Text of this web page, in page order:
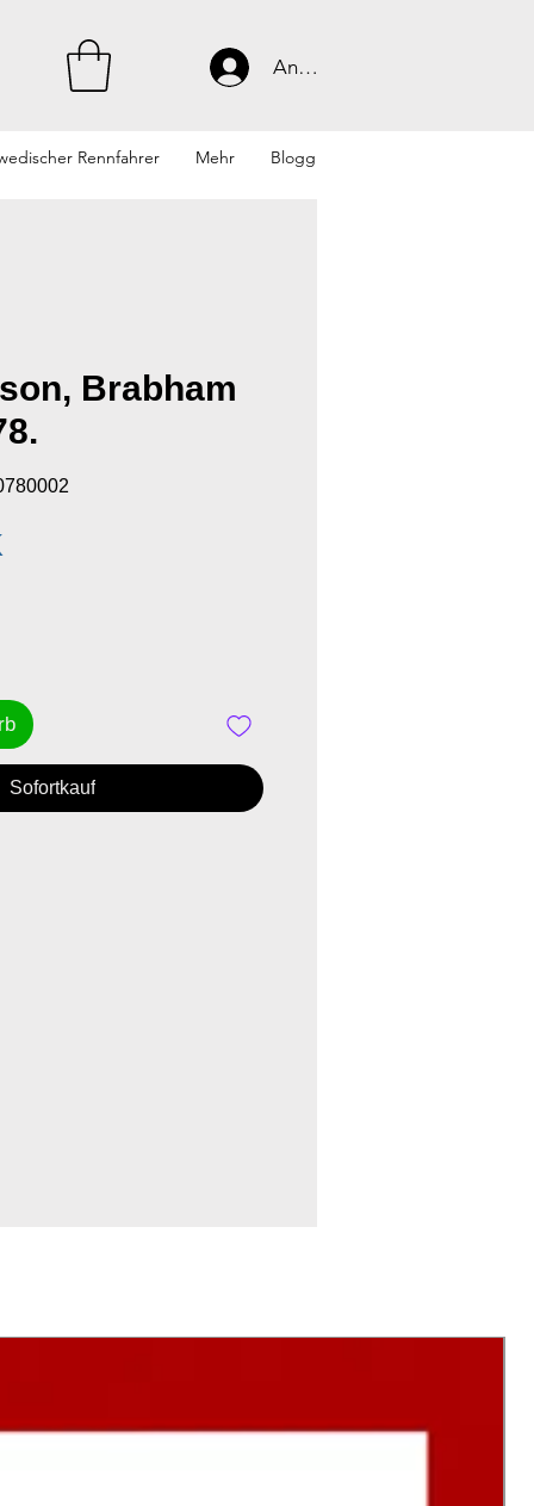
Anmelden
Rennfahrer Mehr Blogg
Brabham
Sofortkauf